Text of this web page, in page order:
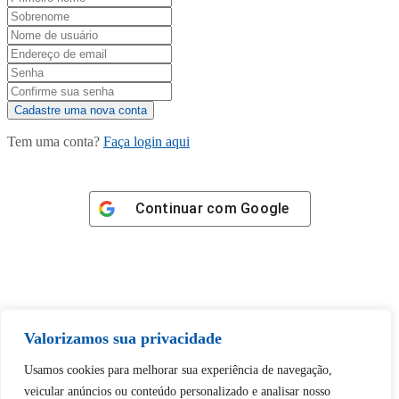
Valorizamos sua privacidade
Usamos cookies para melhorar sua experiência de navegação,
veicular anúncios ou conteúdo personalizado e analisar nosso
Tem uma conta? Faça login aqui
Continuar com Google
Tem certeza de que deseja